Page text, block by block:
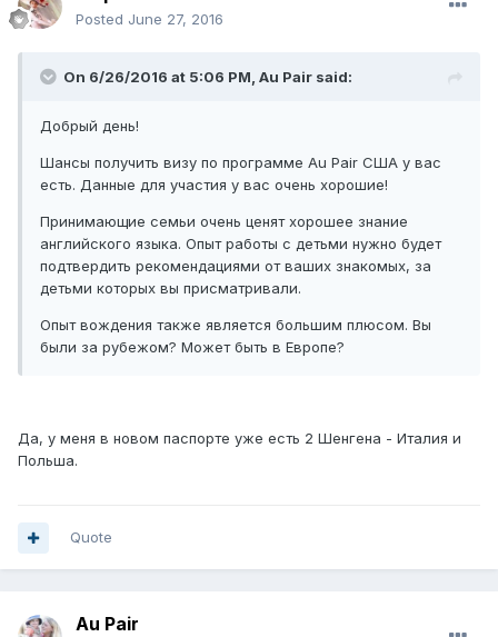
Posted June 27, 2016
On 6/26/2016 at 5:06 PM, Au Pair said:
Добрый день!
Шансы получить визу по программе Au Pair США у вас
есть. Данные для участия у вас очень хорошие!
Принимающие семьи очень ценят хорошее знание
английского языка. Опыт работы с детьми нужно будет
подтвердить рекомендациями от ваших знакомых, за
детьми которых вы присматривали.
Опыт вождения также является большим плюсом. Вы
были за рубежом? Может быть в Европе?
Да, у меня в новом паспорте уже есть 2 Шенгена - Италия и
Польша.
Quote
Au Pair